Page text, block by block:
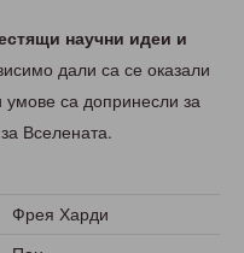
научни идеи и
дали са се оказали
умове са допринесли за
Вселената.
Фрея Харди